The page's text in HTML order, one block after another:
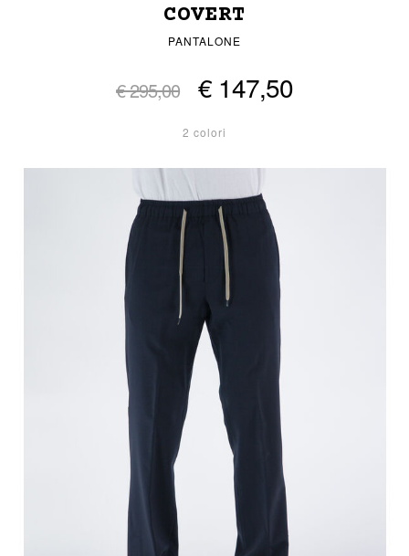
COVERT
PANTALONE
€ 295,00 € 147,50
2 colori